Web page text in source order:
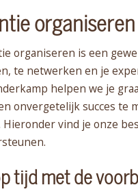
organiseren
organiseren is een
te netwerken en je
helpen we je
onvergetelijk succes te
vind je onze
tijd met de